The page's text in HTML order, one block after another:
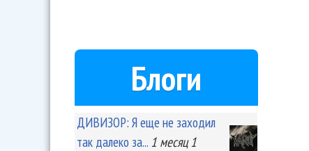
Блоги
ДИВИЗОР: Я еще не заходил
так далеко за... 1 месяц 1